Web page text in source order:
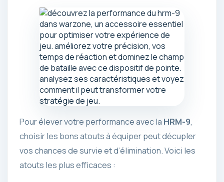
Pour élever votre performance avec la HRM-9,
choisir les bons atouts à équiper peut décupler
vos chances de survie et d’élimination. Voici les
atouts les plus efficaces :